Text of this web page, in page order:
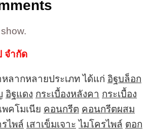
จำกัด
ลากหลายประเภท ได้แก่ อิฐบล็อก
อิฐแดง กระเบื้องหลังคา กระเบื้อง
พคโมเนีย คอนกรีต คอนกรีตผสม
ไพล์ เสาเข็มเจาะ ไมโครไพล์ ตอก